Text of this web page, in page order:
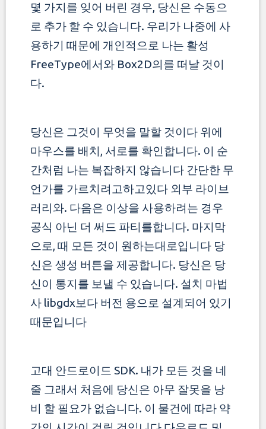
몇 가지를 잊어 버린 경우, 당신은 수동으
로 추가 할 수 있습니다. 우리가 나중에 사
용하기 때문에 개인적으로 나는 활성
FreeType에서와 Box2D의를 떠날 것이
다.
당신은 그것이 무엇을 말할 것이다 위에
마우스를 배치, 서로를 확인합니다. 이 순
간처럼 나는 복잡하지 않습니다 간단한 무
언가를 가르치려고하고있다 외부 라이브
러리와. 다음은 이상을 사용하려는 경우
공식 아닌 더 써드 파티를합니다. 마지막
으로, 때 모든 것이 원하는대로입니다 당
신은 생성 버튼을 제공합니다. 당신은 당
신이 통지를 보낼 수 있습니다. 설치 마법
사 libgdx보다 버전 용으로 설계되어 있기
때문입니다
고대 안드로이드 SDK. 내가 모든 것을 네
줄 그래서 처음에 당신은 아무 잘못을 낭
비 할 필요가 없습니다. 이 물건에 따라 약